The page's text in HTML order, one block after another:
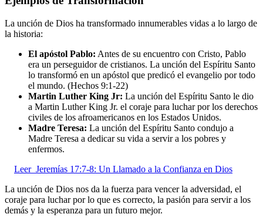
La unción de Dios ha transformado innumerables vidas a lo largo de
la historia:
El apóstol Pablo: Antes de su encuentro con Cristo, Pablo
era un perseguidor de cristianos. La unción del Espíritu Santo
lo transformó en un apóstol que predicó el evangelio por todo
el mundo. (Hechos 9:1-22)
Martin Luther King Jr: La unción del Espíritu Santo le dio
a Martin Luther King Jr. el coraje para luchar por los derechos
civiles de los afroamericanos en los Estados Unidos.
Madre Teresa: La unción del Espíritu Santo condujo a
Madre Teresa a dedicar su vida a servir a los pobres y
enfermos.
Leer Jeremías 17:7-8: Un Llamado a la Confianza en Dios
La unción de Dios nos da la fuerza para vencer la adversidad, el
coraje para luchar por lo que es correcto, la pasión para servir a los
demás y la esperanza para un futuro mejor.